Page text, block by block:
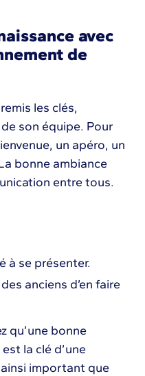
avec
de
les clés,
son équipe. Pour
un apéro, un
bonne ambiance
entre tous.
à se présenter.
anciens d’en faire
qu’une bonne
la clé d’une
important que